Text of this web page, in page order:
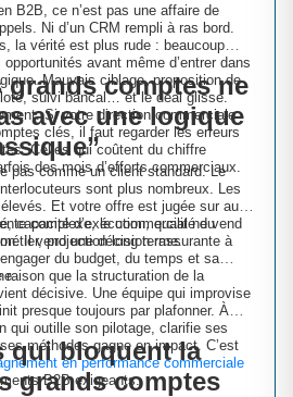
B2B, ce n’est pas une affaire de
Ni d’un CRM rempli à ras bord.
la vérité est plus rude : beaucoup
avant même d’entrer dans
Mauvais ciblage, proposition de
suivi bancal… et le deal glisse.
Si votre direction commerciale
clés, il faut regarder les erreurs
Celles qui coûtent du chiffre
des mois d’efforts commerciaux.
comptes ne
avec une logique
pas comme un client standard. Le
sont plus nombreux. Les
Et votre offre est jugée sur autre
capacité d’exécution, qualité du
projection long terme.
complexe, le commercial ne vend
Il vend une décision rassurante à
du budget, du temps et sa
raison que la structuration de la
décisive. Une équipe qui improvise
presque toujours par plafonner. À
qui outille son pilotage, clarifie ses
méthodes gagne en impact. C’est
en performance commerciale
B2B exigeants.
qui bloquent la
grands comptes